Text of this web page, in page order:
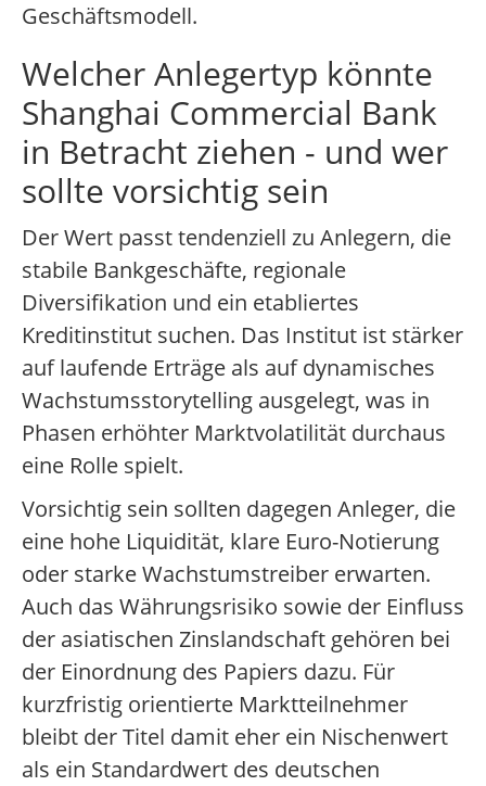
Geschäftsmodell.
Welcher Anlegertyp könnte
Shanghai Commercial Bank
in Betracht ziehen - und wer
sollte vorsichtig sein
Der Wert passt tendenziell zu Anlegern, die
stabile Bankgeschäfte, regionale
Diversifikation und ein etabliertes
Kreditinstitut suchen. Das Institut ist stärker
auf laufende Erträge als auf dynamisches
Wachstumsstorytelling ausgelegt, was in
Phasen erhöhter Marktvolatilität durchaus
eine Rolle spielt.
Vorsichtig sein sollten dagegen Anleger, die
eine hohe Liquidität, klare Euro-Notierung
oder starke Wachstumstreiber erwarten.
Auch das Währungsrisiko sowie der Einfluss
der asiatischen Zinslandschaft gehören bei
der Einordnung des Papiers dazu. Für
kurzfristig orientierte Marktteilnehmer
bleibt der Titel damit eher ein Nischenwert
als ein Standardwert des deutschen